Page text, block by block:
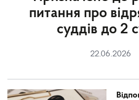
питання про
суддів до 2
22.06.2026